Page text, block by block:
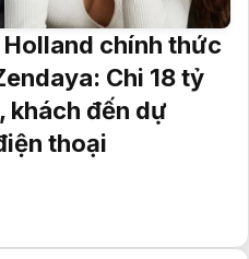
chính thức
Chi 18 tỷ
khách đến dự
thoại